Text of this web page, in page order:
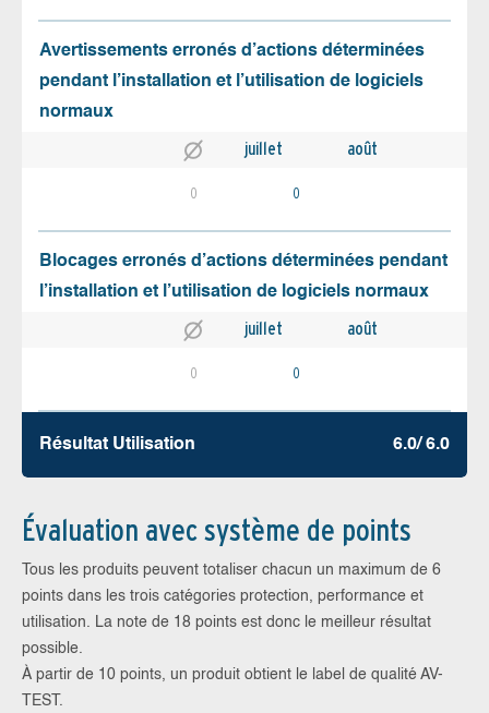
Avertissements erronés d’actions déterminées
pendant l’installation et l’utilisation de logiciels
normaux
juillet août
0 0
Blocages erronés d’actions déterminées pendant
l’installation et l’utilisation de logiciels normaux
juillet août
0 0
Résultat Utilisation 6.0/ 6.0
Évaluation avec système de points
Tous les produits peuvent totaliser chacun un maximum de 6
points dans les trois catégories protection, performance et
utilisation. La note de 18 points est donc le meilleur résultat
possible.
À partir de 10 points, un produit obtient le label de qualité AV-
TEST.